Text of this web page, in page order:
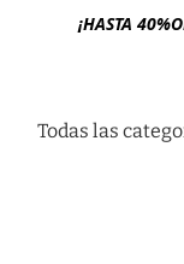
¡HASTA
Todas las